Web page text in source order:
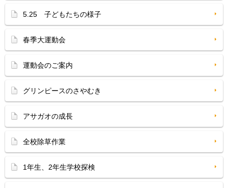
5.25 子どもたちの様子
春季大運動会
運動会のご案内
グリンピースのさやむき
アサガオの成長
全校除草作業
1年生、2年生学校探検